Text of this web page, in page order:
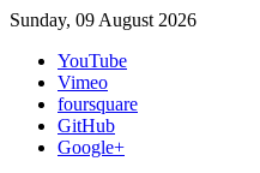
Sunday, 09 August 2026
YouTube
Vimeo
foursquare
GitHub
Google+